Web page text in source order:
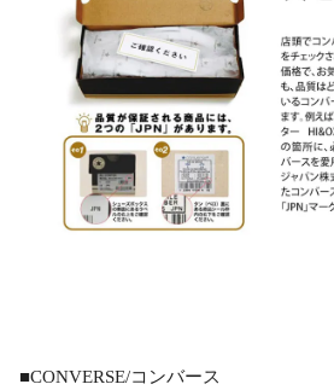
■CONVERSE/コンバース